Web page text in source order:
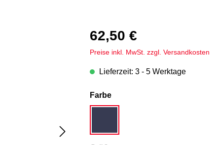
62,50 €
Preise inkl. MwSt. zzgl. Versandkosten
Lieferzeit: 3 - 5 Werktage
Farbeauswählen